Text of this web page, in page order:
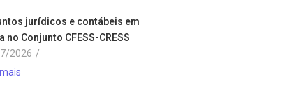
jurídicos e contábeis em
no Conjunto CFESS-CRESS
2026 /